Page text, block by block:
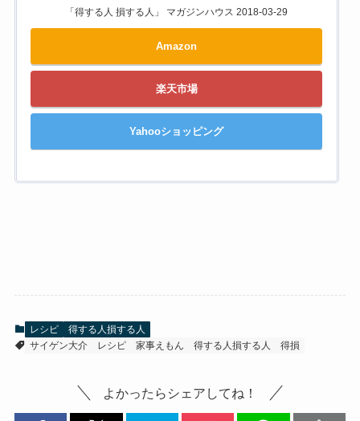
「得する人 損する人」 マガジンハウス 2018-03-29
Amazon
楽天市場
Yahooショッピング
レシピ
得する人損する人
サイゲン大介
レシピ 家事えもん 得する人損する人 得損
よかったらシェアしてね！